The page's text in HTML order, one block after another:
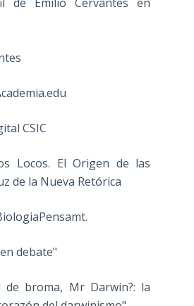
CSIC
Locos. El Origen de las
de la Nueva Retórica
debate"
de broma, Mr Darwin?: la